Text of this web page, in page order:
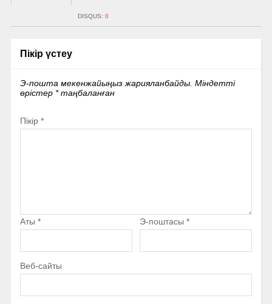
DISQUS: 0
Пікір үстеу
Э-пошта мекенжайыңыз жарияланбайды. Міндетті
өрістер *таңбаланған
Пікір *
Аты * Э-поштасы *
Веб-сайты